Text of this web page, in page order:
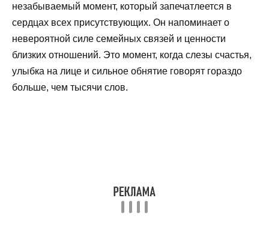
незабываемый момент, который запечатлеется в
сердцах всех присутствующих. Он напоминает о
невероятной силе семейных связей и ценности
близких отношений. Это момент, когда слезы счастья,
улыбка на лице и сильное обнятие говорят гораздо
больше, чем тысячи слов.